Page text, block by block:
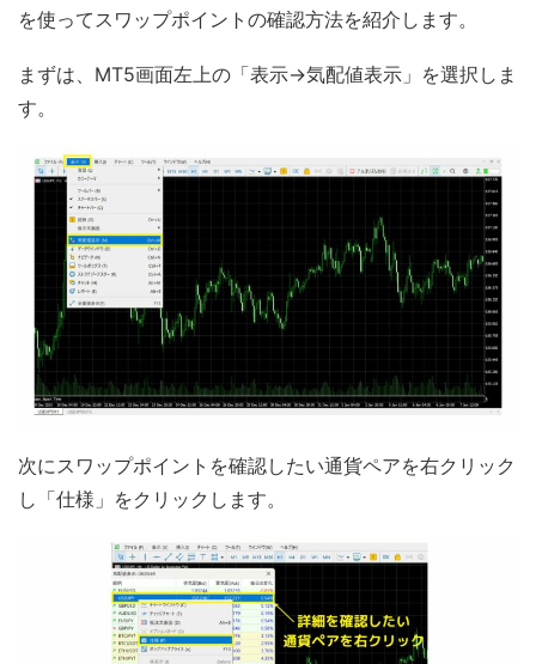
を使ってスワップポイントの確認方法を紹介します。
まずは、MT5画面左上の「表示→気配値表示」を選択しま
す。
次にスワップポイントを確認したい通貨ペアを右クリック
し「仕様」をクリックします。